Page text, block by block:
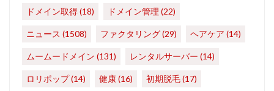
ドメイン取得(18) ドメイン管理 (22)
ニュース (1508) ファクタリング(29) ヘアケア (14)
ムームードメイン (131) レンタルサーバー (14)
ロリポップ(14) 健康(16) 初期脱毛(17)